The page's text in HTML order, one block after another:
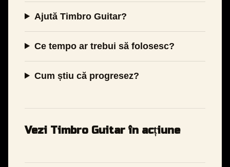
Ajută Timbro Guitar?
Ce tempo ar trebui să folosesc?
Cum știu că progresez?
Vezi Timbro Guitar în acțiune